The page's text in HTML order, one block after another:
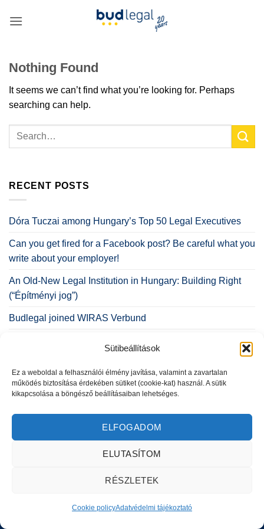
Sütibeállítások
Ez a weboldal a felhasználói élmény javítása, valamint a zavartalan
működés biztosítása érdekében sütiket (cookie-kat) használ. A sütik
kikapcsolása a böngésző beállításaiban lehetséges.
ELFOGADOM
ELUTASÍTOM
RÉSZLETEK
Cookie policyAdatvédelmi tájékoztató
Nothing Found
It seems we can’t find what you’re looking for. Perhaps
searching can help.
RECENT POSTS
Dóra Tuczai among Hungary’s Top 50 Legal Executives
Can you get fired for a Facebook post? Be careful what you
write about your employer!
An Old-New Legal Institution in Hungary: Building Right
(“Építményi jog”)
Budlegal joined WIRAS Verbund
Impresszum
Copyright 2026 © BUD-LEGAL - Powered by